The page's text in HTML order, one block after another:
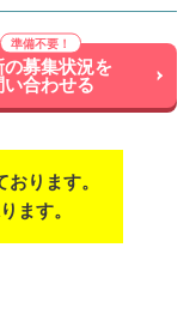
の募集状況を
い合わせる
ります。
ます。